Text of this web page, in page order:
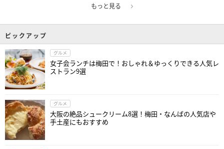
もっと見る
ピックアップ
グルメ
女子会ランチは梅田で！おしゃれ＆ゆっくりできる人気レ
ストラン9選
グルメ
大阪の絶品シュークリーム8選！梅田・なんばの人気店や
手土産にもおすすめ